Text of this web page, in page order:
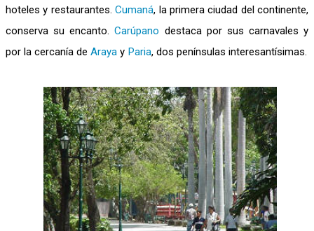
hoteles y restaurantes.Cumaná, la primera ciudad del continente,
conserva su encanto.Carúpano destaca por sus carnavales y
por la cercanía de Araya y Paria, dos penínsulas interesantísimas.